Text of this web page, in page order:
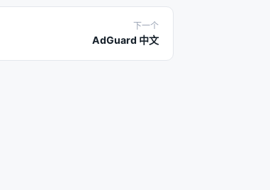
下一个
AdGuard 中文